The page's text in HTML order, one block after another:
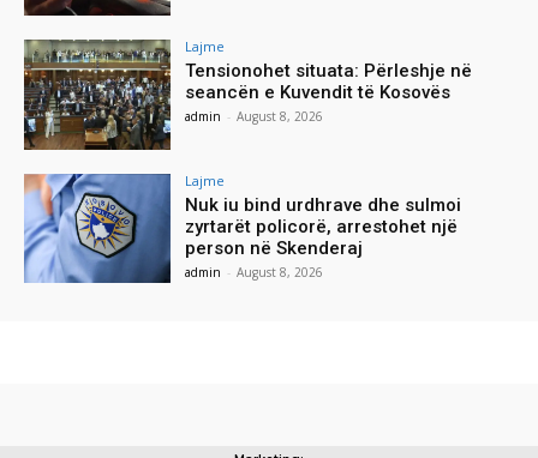
Lajme
Tensionohet situata: Përleshje në
seancën e Kuvendit të Kosovës
admin - August 8, 2026
Lajme
Nuk iu bind urdhrave dhe sulmoi
zyrtarët policorë, arrestohet një
person në Skenderaj
admin - August 8, 2026